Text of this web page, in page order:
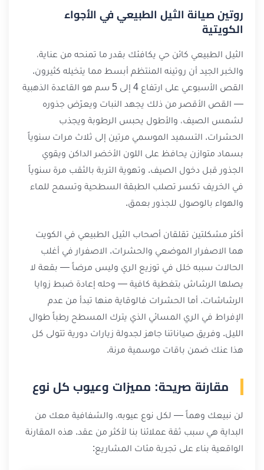
روتين صيانة الثيل الطبيعي في الأجواء
الكويتية
الثيل الطبيعي كائن حي يكافئك بقدر ما تمنحه من عناية،
والخبر الجيد أن روتينه المنتظم أبسط مما يتخيله كثيرون.
القص الأسبوعي على ارتفاع 4 إلى 5 سم هو القاعدة الذهبية
— القص الأقصر من ذلك يجهد النبات ويعرّض جذوره
لشمس الصيف، والأطول يحبس الرطوبة ويجذب
الحشرات. التسميد الموسمي مرتين إلى ثلاث مرات سنوياً
بسماد متوازن يحافظ على اللون الأخضر الداكن ويقوي
الجذور قبل دخول الصيف. وتهوية التربة بالثقب مرة سنوياً
في الخريف تكسر تصلب الطبقة السطحية وتسمح للماء
والهواء بالوصول للجذور بعمق.
أكثر مشكلتين تقلقان أصحاب الثيل الطبيعي في الكويت
هما الاصفرار الموضعي والحشرات. الاصفرار في أغلب
الحالات سببه خلل في توزيع الري وليس مرضاً — بقعة لا
يصلها الرشاش بتغطية كافية — وحله إعادة ضبط زوايا
الرشاشات. أما الحشرات فالوقاية منها تبدأ من عدم
الإفراط في الري المسائي الذي يترك المسطح رطباً طوال
الليل. وفريق صياناتنا جاهز لجدولة زيارات دورية تتولى كل
هذا عنك ضمن باقات موسمية مرنة.
مقارنة صريحة: مميزات وعيوب كل نوع
لن نبيعك وهماً — لكل نوع عيوبه، والشفافية معك من
البداية هي سبب ثقة عملائنا بنا لأكثر من عقد. هذه المقارنة
الواقعية بناء على تجربة مئات المشاريع: